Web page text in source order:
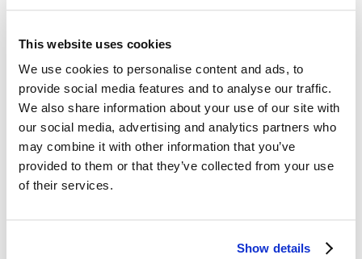
This website uses cookies
We use cookies to personalise content and ads, to
provide social media features and to analyse our traffic.
We also share information about your use of our site with
our social media, advertising and analytics partners who
may combine it with other information that you’ve
provided to them or that they’ve collected from your use
of their services.
Show details
przedstawiamy Wam teksty autorstwa: INSEAD
Business, Disruptive, Accenture i Martech.
Przyjemnej lektury! What Makes...
Dane kontaktowe
questus